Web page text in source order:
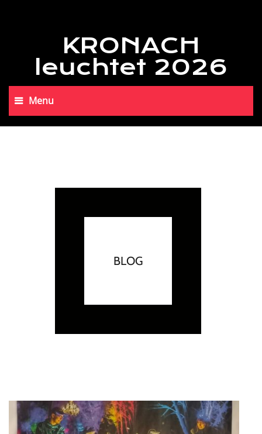
KRONACH
leuchtet 2026
Menu
BLOG